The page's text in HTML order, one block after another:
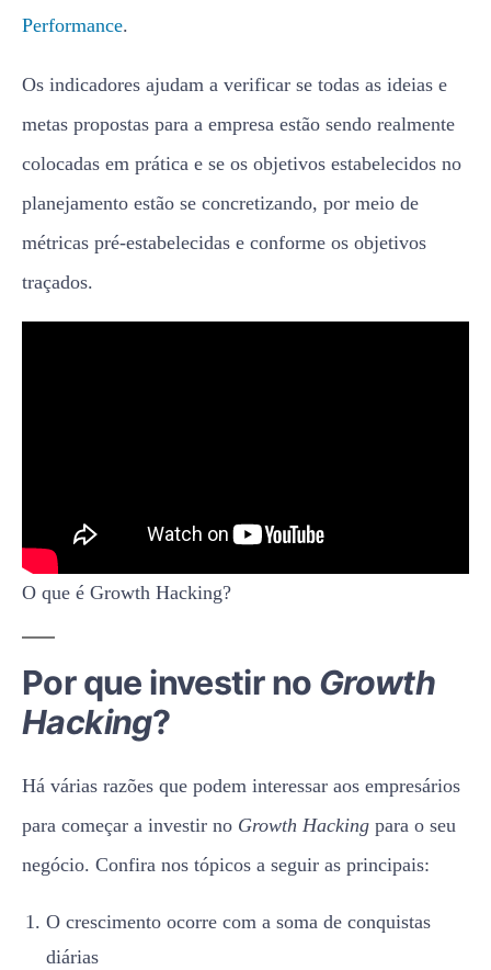
Performance.
Os indicadores ajudam a verificar se todas as ideias e
metas propostas para a empresa estão sendo realmente
colocadas em prática e se os objetivos estabelecidos no
planejamento estão se concretizando, por meio de
métricas pré-estabelecidas e conforme os objetivos
traçados.
O que é Growth Hacking?
Por que investir no Growth
Hacking?
Há várias razões que podem interessar aos empresários
para começar a investir no Growth Hacking para o seu
negócio. Confira nos tópicos a seguir as principais:
O crescimento ocorre com a soma de conquistas
diárias